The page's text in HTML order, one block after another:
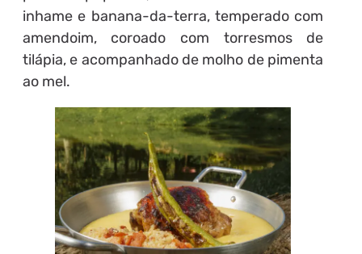
inhame e banana-da-terra, temperado com
amendoim, coroado com torresmos de
tilápia, e acompanhado de molho de pimenta
ao mel.